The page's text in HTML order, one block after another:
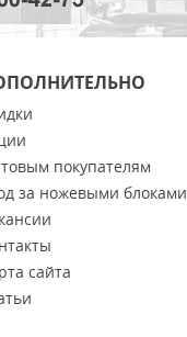
покупателям
за ножевыми блоками
сайта